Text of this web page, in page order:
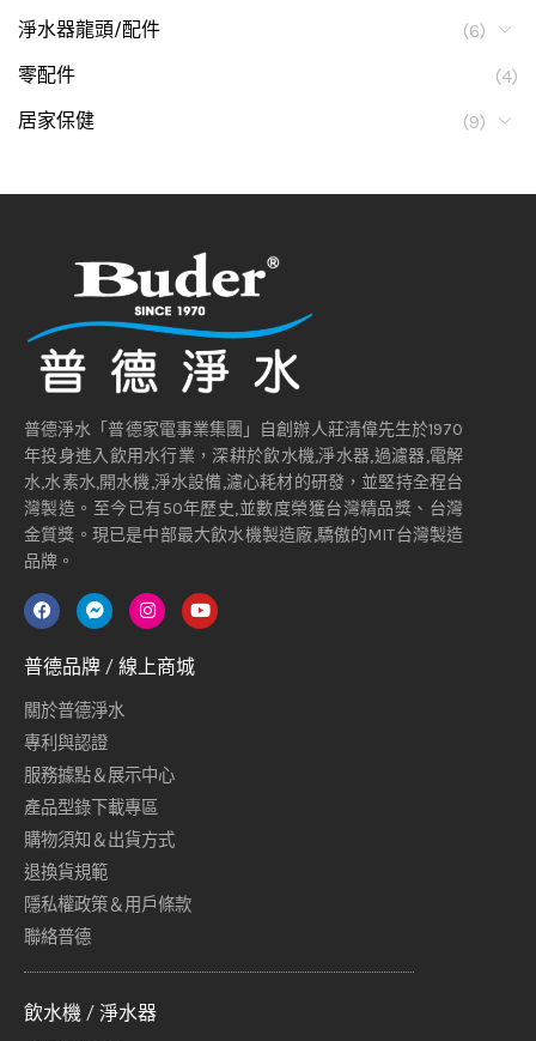
淨水器龍頭/配件
(6)
零配件
(4)
居家保健
(9)
普德淨水「普德家電事業集團」自創辦人莊清偉先生於1970
年投身進入飲用水行業，深耕於飲水機,淨水器,過濾器,電解
水,水素水,開水機,淨水設備,濾心耗材的研發，並堅持全程台
灣製造。至今已有50年歷史,並數度榮獲台灣精品獎、台灣
金質獎。現已是中部最大飲水機製造廠,驕傲的MIT台灣製造
品牌。
普德品牌 / 線上商城
關於普德淨水
專利與認證
服務據點＆展示中心
產品型錄下載專區
購物須知＆出貨方式
退換貨規範
隱私權政策＆用戶條款
聯絡普德
飲水機 / 淨水器